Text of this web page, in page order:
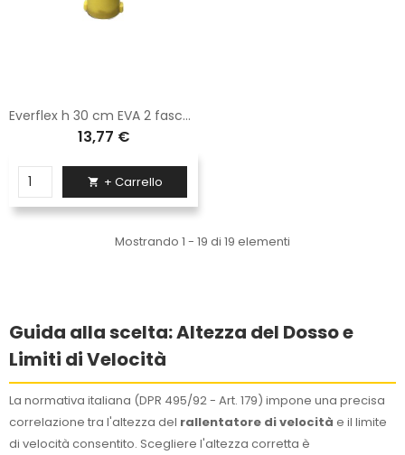
Everflex h 30 cm EVA 2 fasce rifrangenti
13,77 €
 + Carrello
Mostrando 1 - 19 di 19 elementi
Guida alla scelta: Altezza del Dosso e
Limiti di Velocità
La normativa italiana (DPR 495/92 - Art. 179) impone una precisa
correlazione tra l'altezza del rallentatore di velocità e il limite
di velocità consentito. Scegliere l'altezza corretta è